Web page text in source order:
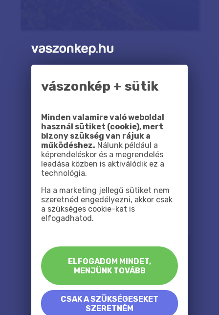
vászonkép + sütik
Minden valamire való weboldal
használ sütiket (cookie), mert
bizony szükség van rájuk a
működéshez. Nálunk például a
képrendeléskor és a megrendelés
leadása közben is aktiválódik ez a
technológia.
Ha a marketing jellegű sütiket nem
szeretnéd engedélyezni, akkor csak
a szükséges cookie-kat is
elfogadhatod.
ELFOGADOM MINDET,
MENJÜNK TOVÁBB
CSAK A SZÜKSÉGESEKET
SZERETNÉM